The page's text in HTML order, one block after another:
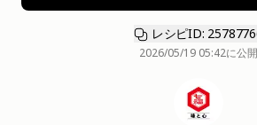
レシピID:
2026/05/19 05:42に公開